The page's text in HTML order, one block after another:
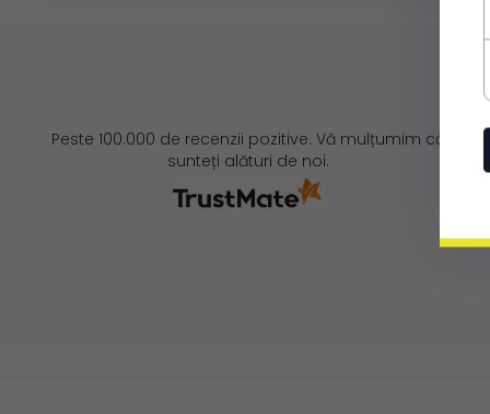
Peste 100.000 de recenzii pozitive. Vă mulțumim că
sunteți alături de noi.